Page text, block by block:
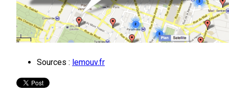
Sources : lemouv.fr